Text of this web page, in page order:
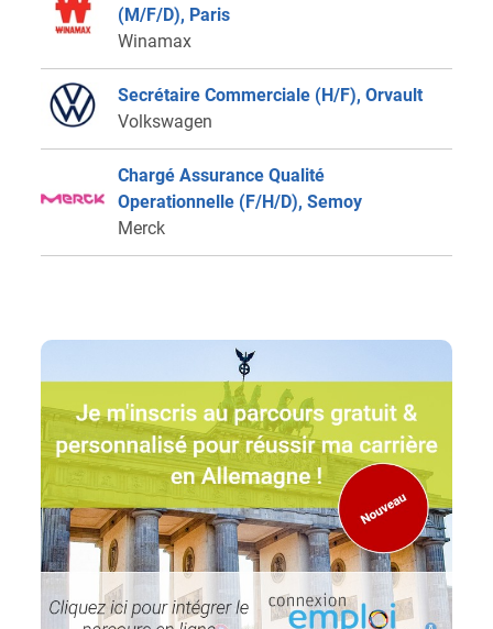
(M/F/D), Paris
Winamax
Secrétaire Commerciale (H/F), Orvault
Volkswagen
Chargé Assurance Qualité
Operationnelle (F/H/D), Semoy
Merck